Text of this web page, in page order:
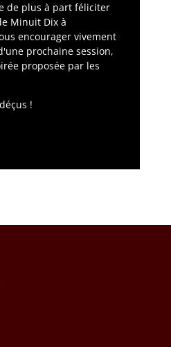
de plus à part féliciter
Minuit Dix à
encourager vivement
prochaine session,
proposée par les
!